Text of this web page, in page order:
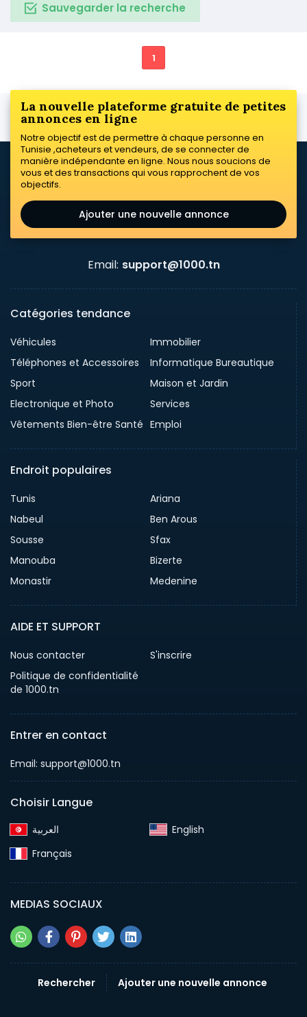
Sauvegarder la recherche
1
La nouvelle plateforme gratuite de petites
annonces en ligne
Notre objectif est de permettre à chaque personne en
Tunisie ,acheteurs et vendeurs, de se connecter de
manière indépendante en ligne. Nous nous soucions de
vous et des transactions qui vous rapprochent de vos
objectifs.
Ajouter une nouvelle annonce
Email: support@1000.tn
Catégories tendance
Véhicules
Immobilier
Téléphones et Accessoires
Informatique Bureautique
Sport
Maison et Jardin
Electronique et Photo
Services
Vêtements Bien-être Santé Emploi
Endroit populaires
Tunis
Ariana
Nabeul
Ben Arous
Sousse
Sfax
Manouba
Bizerte
Monastir
Medenine
AIDE ET SUPPORT
Nous contacter
S'inscrire
Politique de confidentialité
de 1000.tn
Entrer en contact
Email: support@1000.tn
Choisir Langue
English‎
Français‎
MEDIAS SOCIAUX
Rechercher Ajouter une nouvelle annonce